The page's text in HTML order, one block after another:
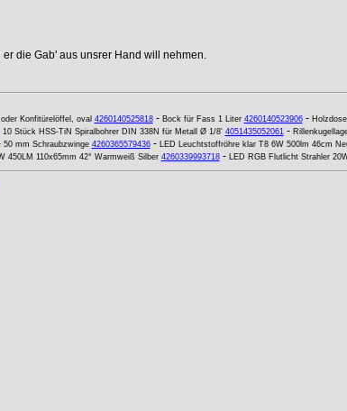
die Gab' aus unsrer Hand will nehmen.
Konfitürelöffel, oval 4260140525818- Bock für Fass 1 Liter 4260140523906-
10 Stück HSS-TiN Spiralbohrer DIN 338N für Metall Ø 1/8' 4051435052061-
50 mm Schraubzwinge 4260365579436- LED Leuchtstoffröhre klar T8 6W 500lm 46cm
450LM 110x65mm 42° Warmweiß Silber 4260339993718- LED RGB Flutlicht Strahler